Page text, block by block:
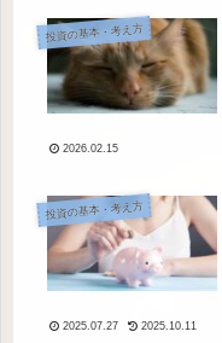
投資の基本・考え方
2026.02.15
投資の基本・考え方
2025.07.27 2025.10.11